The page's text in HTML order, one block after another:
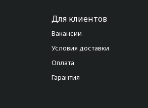
Для клиентов
Вакансии
Условия доставки
Оплата
Гарантия